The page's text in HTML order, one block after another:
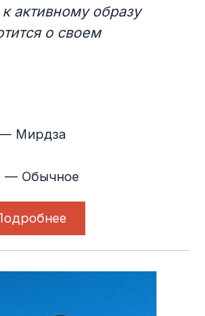
активному образу
о своем
Мирдза
— Обычное